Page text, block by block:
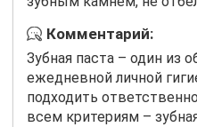
Комментарий:
Зубная паста – один из
ежедневной личной
подходить
всем критериям –